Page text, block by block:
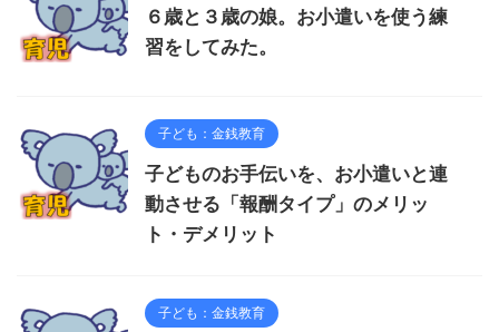
６歳と３歳の娘。お小遣いを使う練
習をしてみた。
子ども：金銭教育
子どものお手伝いを、お小遣いと連
動させる「報酬タイプ」のメリッ
ト・デメリット
子ども：金銭教育